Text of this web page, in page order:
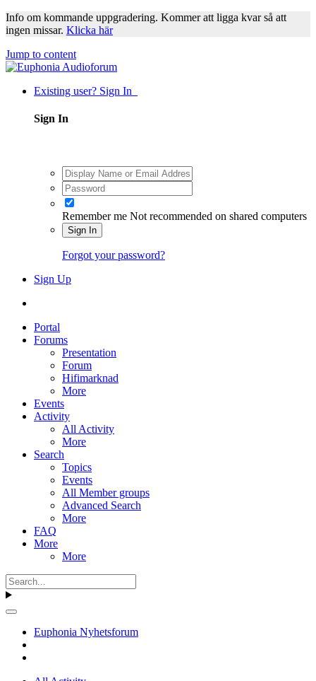
Info om kommande uppgradering. Kommer att ligga kvar så att
ingen missar. Klicka här
Jump to content
Existing user? Sign In
Sign In
Remember me Not recommended on shared computers
Sign In
Forgot your password?
Sign Up
Portal
Forums
Presentation
Forum
Hifimarknad
More
Events
Activity
All Activity
More
Search
Topics
Events
All Member groups
Advanced Search
More
FAQ
More
More
Euphonia Nyhetsforum